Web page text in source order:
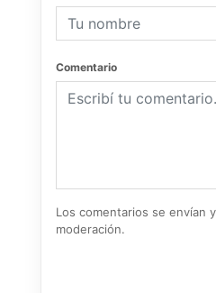
Comentario
Los comentarios se envían
moderación.